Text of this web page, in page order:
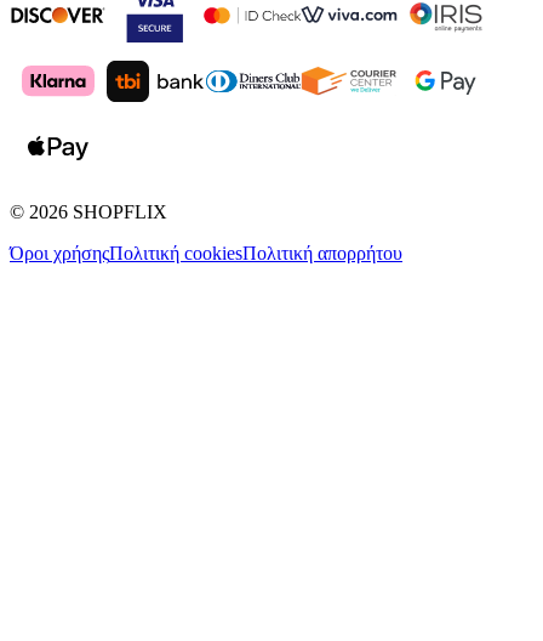
© 2026 SHOPFLIX
Όροι χρήσηςΠολιτική cookiesΠολιτική απορρήτου